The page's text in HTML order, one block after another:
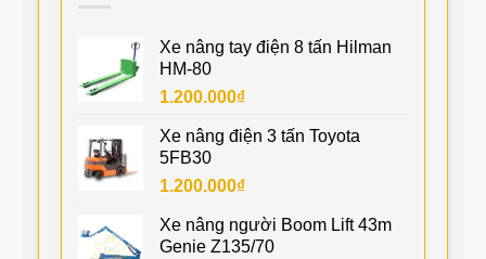
Xe nâng tay điện 8 tấn Hilman
HM-80
1.200.000₫
Xe nâng điện 3 tấn Toyota
5FB30
1.200.000₫
Xe nâng người Boom Lift 43m
Genie Z135/70